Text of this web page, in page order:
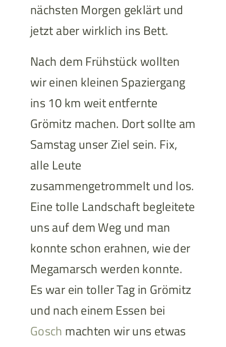
nächsten Morgen geklärt und
jetzt aber wirklich ins Bett.
Nach dem Frühstück wollten
wir einen kleinen Spaziergang
ins 10 km weit entfernte
Grömitz machen. Dort sollte am
Samstag unser Ziel sein. Fix,
alle Leute
zusammengetrommelt und los.
Eine tolle Landschaft begleitete
uns auf dem Weg und man
konnte schon erahnen, wie der
Megamarsch werden konnte.
Es war ein toller Tag in Grömitz
und nach einem Essen bei
Gosch machten wir uns etwas